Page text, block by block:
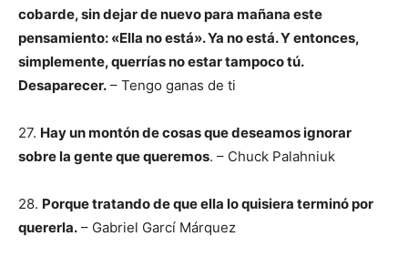
cobarde, sin dejar de nuevo para mañana este
pensamiento: «Ella no está». Ya no está. Y entonces,
simplemente, querrías no estar tampoco tú.
Desaparecer. – Tengo ganas de ti
27. Hay un montón de cosas que deseamos ignorar
sobre la gente que queremos. – Chuck Palahniuk
28. Porque tratando de que ella lo quisiera terminó por
quererla. – Gabriel Garcí Márquez